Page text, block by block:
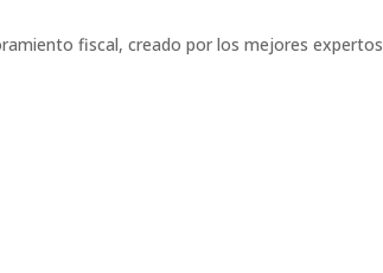
fiscal, creado por los mejores